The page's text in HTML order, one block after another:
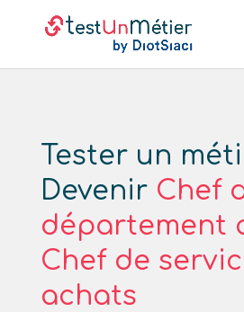
Tester un
Devenir Chef
département
Chef de
achats